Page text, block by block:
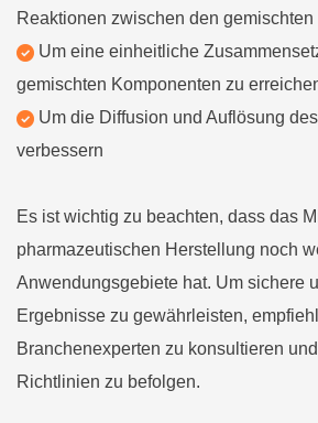
Reaktionen zwischen den
Um eine einheitliche
gemischten Komponenten zu
Um die Diffusion und Auflösung
verbessern
Es ist wichtig zu beachten, dass das
pharmazeutischen Herstellung noch
Anwendungsgebiete hat. Um sichere
Ergebnisse zu gewährleisten,
Branchenexperten zu konsultieren
Richtlinien zu befolgen.